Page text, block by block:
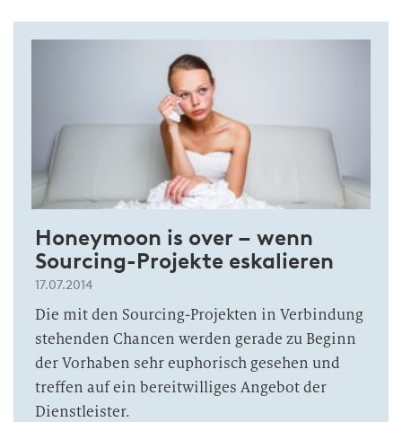
Honeymoon is over – wenn
Sourcing-Projekte eskalieren
17.07.2014
Die mit den Sourcing-Projekten in Verbindung
stehenden Chancen werden gerade zu Beginn
der Vorhaben sehr euphorisch gesehen und
treffen auf ein bereitwilliges Angebot der
Dienstleister.